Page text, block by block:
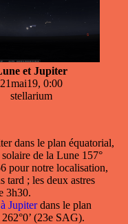
et Jupiter
21mai19, 0:00
stellarium
dans le plan équatorial,
de la Lune 157°
pour notre localisation,
tard ; les deux astres
3h30.
Jupiterdans le plan
(23e SAG).